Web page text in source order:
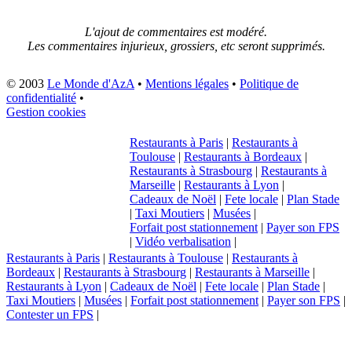
L'ajout de commentaires est modéré.
Les commentaires injurieux, grossiers, etc seront supprimés.
© 2003 Le Monde d'AzA • Mentions légales • Politique de
confidentialité •
Gestion cookies
Restaurants à Paris | Restaurants à
Toulouse | Restaurants à Bordeaux |
Restaurants à Strasbourg | Restaurants à
Marseille | Restaurants à Lyon |
Cadeaux de Noël | Fete locale | Plan Stade
| Taxi Moutiers | Musées |
Forfait post stationnement | Payer son FPS
| Vidéo verbalisation |
Restaurants à Paris | Restaurants à Toulouse | Restaurants à
Bordeaux | Restaurants à Strasbourg | Restaurants à Marseille |
Restaurants à Lyon | Cadeaux de Noël | Fete locale | Plan Stade |
Taxi Moutiers | Musées | Forfait post stationnement | Payer son FPS |
Contester un FPS |